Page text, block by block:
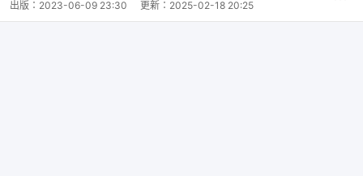
出版： 2023-06-09 23:30 更新： 2025-02-18 20:25